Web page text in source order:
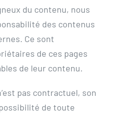
du contenu, nous
des contenus
Ce sont
de ces pages
de leur contenu.
pas contractuel, son
de toute